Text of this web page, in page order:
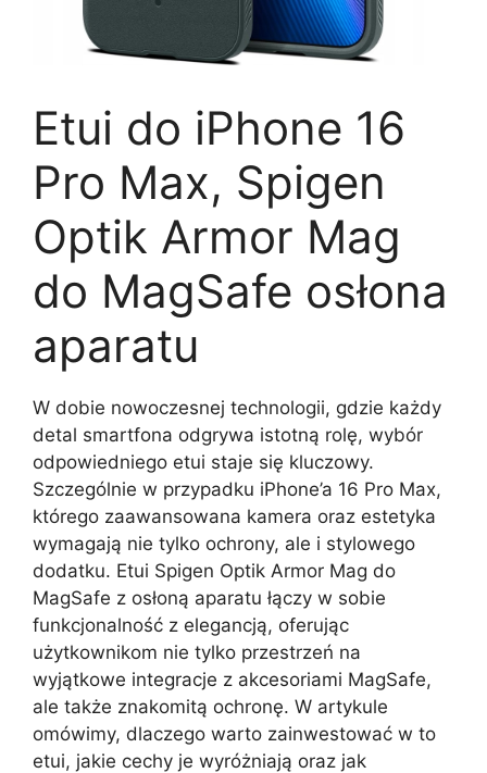
Etui do iPhone 16
Pro Max, Spigen
Optik Armor Mag
do MagSafe osłona
aparatu
W dobie nowoczesnej technologii, gdzie każdy
detal smartfona odgrywa istotną rolę, wybór
odpowiedniego etui staje się kluczowy.
Szczególnie w przypadku iPhone’a 16 Pro Max,
którego zaawansowana kamera oraz estetyka
wymagają nie tylko ochrony, ale i stylowego
dodatku. Etui Spigen Optik Armor Mag do
MagSafe z osłoną aparatu łączy w sobie
funkcjonalność z elegancją, oferując
użytkownikom nie tylko przestrzeń na
wyjątkowe integracje z akcesoriami MagSafe,
ale także znakomitą ochronę. W artykule
omówimy, dlaczego warto zainwestować w to
etui, jakie cechy je wyróżniają oraz jak